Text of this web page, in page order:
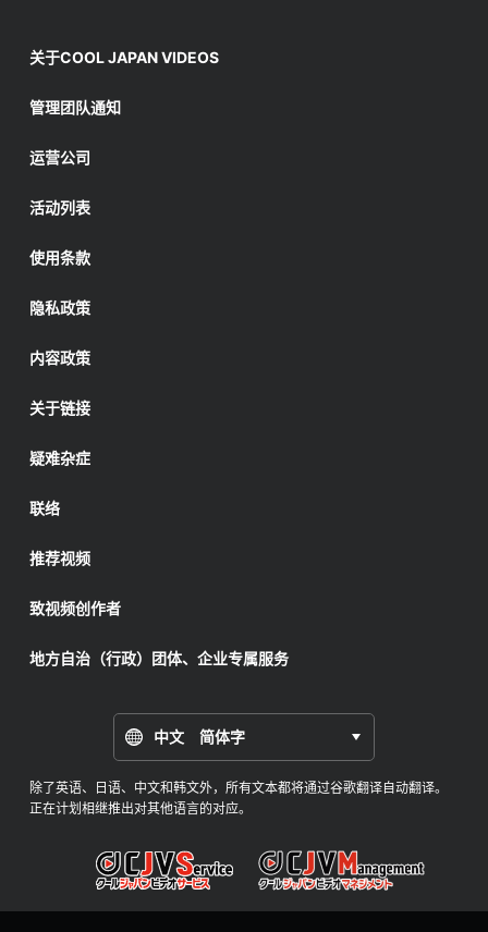
关于COOL JAPAN VIDEOS
管理团队通知
运营公司
活动列表
使用条款
隐私政策
内容政策
关于链接
疑难杂症
联络
推荐视频
致视频创作者
地方自治（行政）团体、企业专属服务
中文 简体字
除了英语、日语、中文和韩文外，所有文本都将通过谷歌翻译自动翻译。
正在计划相继推出对其他语言的对应。